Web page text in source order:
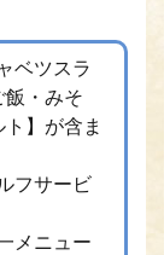
ベツスラ
・みそ
】が含ま
フサービ
メニュー